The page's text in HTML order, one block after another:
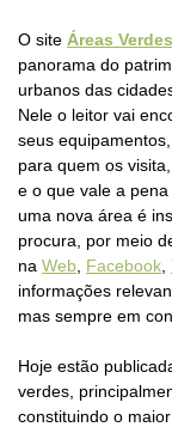
O site Áreas
panorama do
urbanos das
Nele o leitor vai
seus
para quem os
e o que vale a pena
uma nova área é
procura, por meio
na Web Facebook
informações
mas sempre em
Hoje estão
verdes,
constituindo o